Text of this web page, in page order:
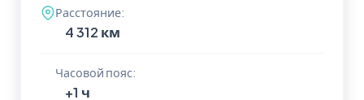
Расстояние:
4 312 км
Часовой пояс:
+1 ч